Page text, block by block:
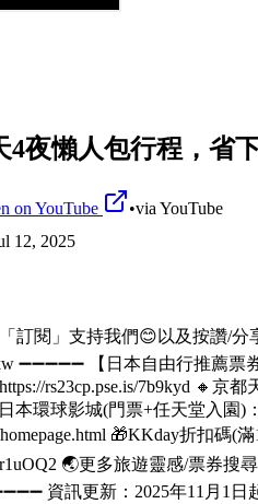
4夜懶人包行程，省
on YouTube •via YouTube
12, 2025
閱」支持我們😊以及按讚/分
➖➖➖➖➖ 【日本自由行推薦
rs23cp.pse.is/7b9kyd 🔸京
本環球影城(門票+任天堂入園)
🎁KKday折扣碼(
🌏更多旅遊靈感/票券
資訊更新：2025年11